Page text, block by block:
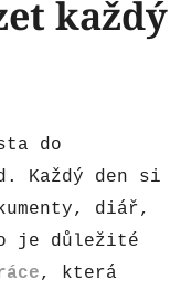
každý
do
Každý den si
diář,
je důležité
, která